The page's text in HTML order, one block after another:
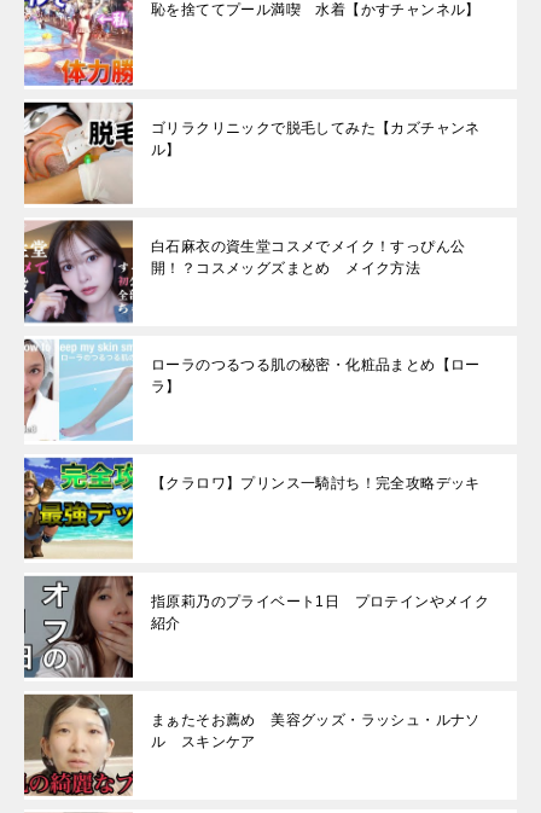
恥を捨ててプール満喫 水着【かすチャンネル】
ゴリラクリニックで脱毛してみた【カズチャンネ
ル】
白石麻衣の資生堂コスメでメイク！すっぴん公
開！？コスメッグズまとめ メイク方法
ローラのつるつる肌の秘密・化粧品まとめ【ロー
ラ】
【クラロワ】プリンス一騎討ち！完全攻略デッキ
指原莉乃のプライベート1日 プロテインやメイク
紹介
まぁたそお薦め 美容グッズ・ラッシュ・ルナソ
ル スキンケア